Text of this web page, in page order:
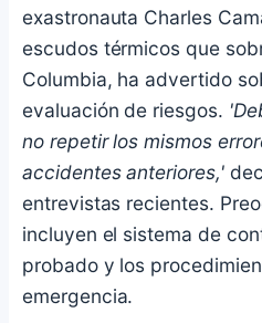
exastronauta Charles
escudos térmicos que
Columbia, ha advertido
evaluación de riesgos.
no repetir los mismos
accidentes anteriores,'
entrevistas recientes.
incluyen el sistema de
probado y los
emergencia.